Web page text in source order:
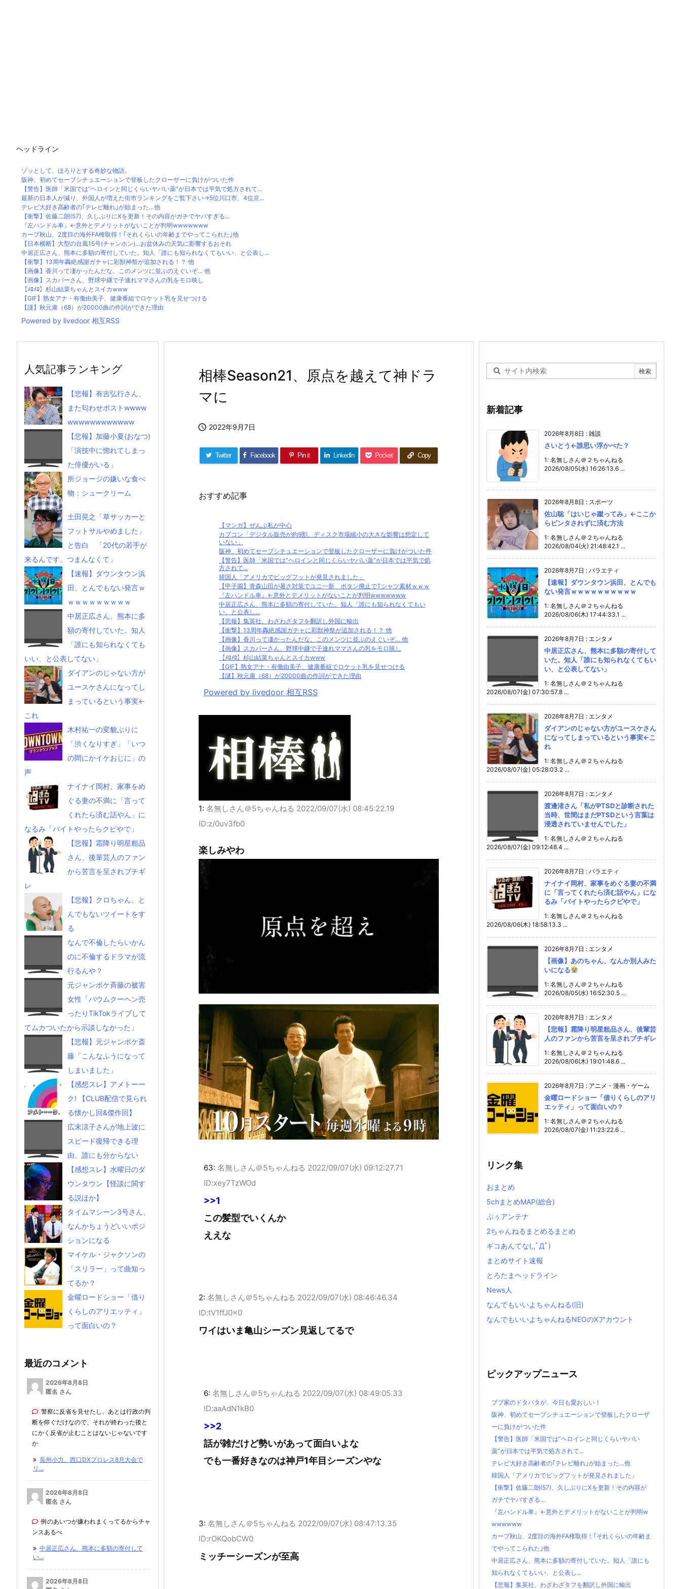
ヘッドライン
ゾッとして、ほろりとする奇妙な物語。
阪神、初めてセーブシチュエーションで登板したクローザーに負けがついた件
【警告】医師「米国では”ヘロインと同じくらいヤバい薬”が日本では平気で処方されて...
最新の日本人が減り、外国人が増えた街市ランキングをご覧下さい→5位川口市、4位京...
テレビ大好き高齢者の｢テレビ離れ｣が始まった…他
【衝撃】佐藤二朗(57)、久しぶりにXを更新！その内容がガチでヤバすぎる…
『左ハンドル車』←意外とデメリットがないことが判明wwwwwww
カープ秋山、2度目の海外FA権取得！｢それくらいの年齢までやってこられた｣他
【日本横断】大型の台風15号(チャンホン)…お盆休みの天気に影響するおそれ
中居正広さん、熊本に多額の寄付していた。知人「誰にも知られなくてもいい、と公表し...
【衝撃】13周年轟絶感謝ガチャに彩獣神祭が追加される！？ 他
【画像】香川って凄かったんだな。このメンツに並ぶのえぐいぞ… 他
【画像】スカパーさん、野球中継で子連れママさんの乳をモロ映し
【ﾒﾛﾒﾛ】杉山結菜ちゃんとスイカwww
【GIF】熟女アナ・有働由美子、健康番組でロケット乳を見せつける
【謎】秋元康（68）が20000曲の作詞ができた理由
Powered by livedoor 相互RSS
相棒Season21、原点を越えて神ドラ
マに
 2022年9月7日
Twitter Facebook Pin it LinkedIn Pocket Copy
おすすめ記事
【マンガ】ぜんぶ私が中心
カプコン「デジタル販売が約9割、ディスク市場縮小の大きな影響は想定して
いない」
阪神、初めてセーブシチュエーションで登板したクローザーに負けがついた件
【警告】医師「米国では”ヘロインと同じくらいヤバい薬”が日本では平気で処
方されて...
韓国人「アメリカでビッグフットが発見されました」
【甲子園】青森山田が暑さ対策でユニ一新 ボタン廃止でTシャツ素材ｗｗｗ
『左ハンドル車』←意外とデメリットがないことが判明wwwwwww
中居正広さん、熊本に多額の寄付していた。知人「誰にも知られなくてもい
い、と公表し...
【悲報】集英社、わざわざタフを翻訳し外国に輸出
【衝撃】13周年轟絶感謝ガチャに彩獣神祭が追加される！？ 他
【画像】香川って凄かったんだな。このメンツに並ぶのえぐいぞ… 他
【画像】スカパーさん、野球中継で子連れママさんの乳をモロ映し
【ﾒﾛﾒﾛ】杉山結菜ちゃんとスイカwww
【GIF】熟女アナ・有働由美子、健康番組でロケット乳を見せつける
【謎】秋元康（68）が20000曲の作詞ができた理由
Powered by livedoor 相互RSS
1: 名無しさん＠5ちゃんねる 2022/09/07(水) 08:45:22.19
ID:z/0uv3fb0
楽しみやわ
63: 名無しさん＠5ちゃんねる 2022/09/07(水) 09:12:27.71
ID:xey7TzWOd
>>1
この髪型でいくんか
ええな
2: 名無しさん＠5ちゃんねる 2022/09/07(水) 08:46:46.34
ID:tV1ffJ0x0
ワイはいま亀山シーズン見返してるで
6: 名無しさん＠5ちゃんねる 2022/09/07(水) 08:49:05.33
ID:aaAdN1kB0
>>2
話が雑だけど勢いがあって面白いよな
でも一番好きなのは神戸1年目シーズンやな
3: 名無しさん＠5ちゃんねる 2022/09/07(水) 08:47:13.35
ID:rOKQobCW0
ミッチーシーズンが至高
人気記事ランキング
【悲報】有吉弘行さん、
また匂わせポストwwww
wwwwwwwwwwww
【悲報】加藤小夏(おなつ)
「演技中に惚れてしまっ
た俳優がいる」
所ジョージの嫌いな食べ
物：シュークリーム
土田晃之「草サッカーと
フットサルやめました」
と告白 「20代の若手が
来るんです。つまんなくて」
【速報】ダウンタウン浜
田、とんでもない発言ｗ
ｗｗｗｗｗｗｗｗｗ
中居正広さん、熊本に多
額の寄付していた。知人
「誰にも知られなくても
いい、と公表してない」
ダイアンのじゃない方が
ユースケさんになってし
まっているという事実←
これ
木村祐一の変貌ぶりに
「渋くなりすぎ」「いつ
の間にかイケおじに」の
声
ナイナイ岡村、家事をめ
ぐる妻の不満に「言って
くれたら済む話やん」に
なるみ「バイトやったらクビやで」
【悲報】霜降り明星粗品
さん、後輩芸人のファン
から苦言を呈されブチギ
レ
【悲報】クロちゃん、と
んでもないツイートをす
る
なんで不倫したらいかん
のに不倫するドラマが流
行るんや？
元ジャンポケ斉藤の被害
女性「バウムクーヘン売
ったりTikTokライブして
てムカついたから示談しなかった」
【悲報】元ジャンポケ斎
藤「こんなふうになって
しまいました」
【感想スレ】アメトーー
ク! 【CLUB配信で見られ
る懐かし回&傑作回】
広末涼子さんが地上波に
スピード復帰できる理
由、誰にも分からない
【感想スレ】水曜日のダ
ウンタウン【怪談に関す
る説ほか】
タイムマシーン3号さん、
なんかちょうどいいポジ
ションになる
マイケル・ジャクソンの
「スリラー」って曲知っ
てるか？
金曜ロードショー「借り
くらしのアリエッティ」
って面白いの？
最近のコメント
2026年8月8日
匿名 さん
警察に反省を見せたし、あとは行政の判
断を仰ぐだけなので、それが終わった後と
にかく反省が止むことはないじゃないです
か
長州小力、西口DXプロレス8月大会で
リ...
2026年8月8日
匿名 さん
例のあいつが嫌われまくってるからチャ
ンスあるべ
中居正広さん、熊本に多額の寄付して
い...
2026年8月8日
新着記事
2026年8月8日 : 雑談
さいとう←誰思い浮かべた？
1: 名無しさん＠２ちゃんねる
2026/08/05(水) 16:26:13.6 ...
2026年8月8日 : スポーツ
佐山聡「はいじゃ蹴ってみ」←ここか
らビンタされずに済む方法
1: 名無しさん＠２ちゃんねる
2026/08/04(火) 21:48:42.1 ...
2026年8月7日 : バラエティ
【速報】ダウンタウン浜田、とんでも
ない発言ｗｗｗｗｗｗｗｗｗｗ
1: 名無しさん＠２ちゃんねる
2026/08/06(木) 17:44:33.1 ...
2026年8月7日 : エンタメ
中居正広さん、熊本に多額の寄付して
いた。知人「誰にも知られなくてもい
い、と公表してない」
1: 名無しさん＠２ちゃんねる
2026/08/07(金) 07:30:57.8 ...
2026年8月7日 : エンタメ
ダイアンのじゃない方がユースケさん
になってしまっているという事実←こ
れ
1: 名無しさん＠２ちゃんねる
2026/08/07(金) 05:28:03.2 ...
2026年8月7日 : エンタメ
渡邊渚さん「私がPTSDと診断された
当時、世間はまだPTSDという言葉は
浸透されていませんでした」
1: 名無しさん＠２ちゃんねる
2026/08/07(金) 09:12:48.4 ...
2026年8月7日 : バラエティ
ナイナイ岡村、家事をめぐる妻の不満
に「言ってくれたら済む話やん」にな
るみ「バイトやったらクビやで」
1: 名無しさん＠２ちゃんねる
2026/08/06(木) 18:58:13.3 ...
2026年8月7日 : エンタメ
【画像】あのちゃん、なんか別人みた
いになる
1: 名無しさん＠２ちゃんねる
2026/08/05(水) 16:52:30.5 ...
2026年8月7日 : エンタメ
【悲報】霜降り明星粗品さん、後輩芸
人のファンから苦言を呈されブチギレ
1: 名無しさん＠２ちゃんねる
2026/08/06(木) 19:01:48.6 ...
2026年8月7日 : アニメ・漫画・ゲーム
金曜ロードショー「借りくらしのアリ
エッティ」って面白いの？
1: 名無しさん＠２ちゃんねる
2026/08/07(金) 11:23:22.6 ...
リンク集
おまとめ
5chまとめMAP(総合)
ぷぅアンテナ
2ちゃんねるまとめるまとめ
ギコあんてな(,,ﾟДﾟ)
まとめサイト速報
とろたまヘッドライン
News人
なんでもいいよちゃんねる(旧)
なんでもいいよちゃんねるNEOのXアカウント
ピックアップニュース
ブブ家のドタバタが、今日も愛おしい！
阪神、初めてセーブシチュエーションで登板したクローザ
ーに負けがついた件
【警告】医師「米国では”ヘロインと同じくらいヤバい
薬”が日本では平気で処方されて...
テレビ大好き高齢者の｢テレビ離れ｣が始まった…他
韓国人「アメリカでビッグフットが発見されました」
【衝撃】佐藤二朗(57)、久しぶりにXを更新！その内容が
ガチでヤバすぎる…
『左ハンドル車』←意外とデメリットがないことが判明w
wwwwww
カープ秋山、2度目の海外FA権取得！｢それくらいの年齢ま
でやってこられた｣他
中居正広さん、熊本に多額の寄付していた。知人「誰にも
知られなくてもいい、と公表し...
【悲報】集英社、わざわざタフを翻訳し外国に輸出